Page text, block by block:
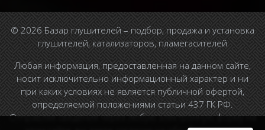
© 2026 Базар глушителей – подбор, продажа и установка
глушителей, катализаторов, пламегасителей
Любая информация, предоставленная на данном сайте,
носит исключительно информационный характер и ни
при каких условиях не является публичной офертой,
определяемой положениями статьи 437 ГК РФ.
Отправляя сведения через любую электронную форму на